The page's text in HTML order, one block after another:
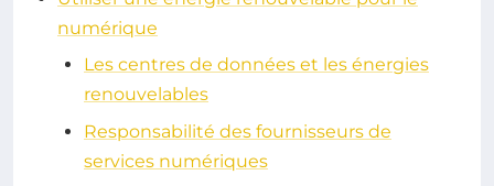
numérique
Les centres de données et les énergies
renouvelables
Responsabilité des fournisseurs de
services numériques